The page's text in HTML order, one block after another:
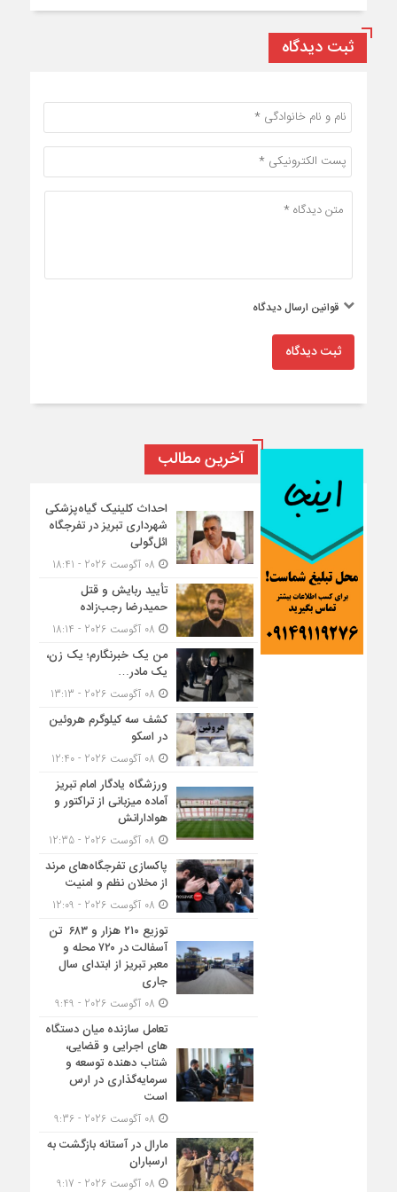
ثبت دیدگاه
قوانین ارسال دیدگاه
ثبت دیدگاه
آخرین مطالب
احداث کلینیک گیاه‌پزشکی
شهرداری تبریز در تفرجگاه
ائل‌گولی
تأیید ربایش و قتل
حمیدرضا رجب‌زاده
من یک خبرنگارم؛ یک زن،
یک مادر…
کشف سه کیلوگرم هروئین
در اسکو
ورزشگاه یادگار امام تبریز
آماده میزبانی از تراکتور و
هوادارانش
پاکسازی تفرجگاه‌های مرند
از مخلان نظم و امنیت
توزیع ۲۱۰ هزار و ۶۸۳ تن
آسفالت در ۷۲۰ محله و
معبر تبریز از ابتدای سال
جاری
تعامل سازنده میان دستگاه‌
های اجرایی و قضایی،
شتاب‌ دهنده توسعه و
سرمایه‌گذاری در ارس
است
مارال در آستانه بازگشت به
ارسباران